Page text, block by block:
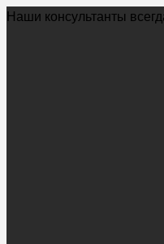
Наши консультанты